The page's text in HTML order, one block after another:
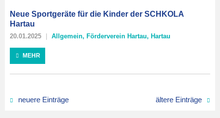
Neue Sportgeräte für die Kinder der SCHKOLA
Hartau
20.01.2025 Allgemein, Förderverein Hartau, Hartau
MEHR
neuere Einträge ältere Einträge